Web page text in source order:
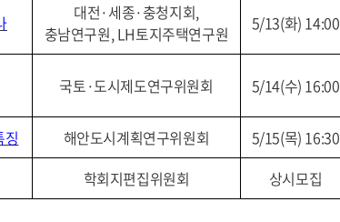
대전·세종·충청지회,
충남연구원, LH토지주택연구원
5/13(화) 14:00
국토·도시제도연구위원회 5/14(수) 16:00
징 해안도시계획연구위원회 5/15(목) 16:30
학회지편집위원회 상시모집